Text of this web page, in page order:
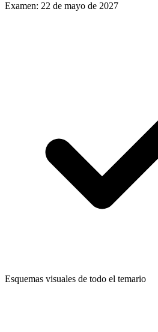
Examen: 22 de mayo de 2027
Esquemas visuales de todo el temario